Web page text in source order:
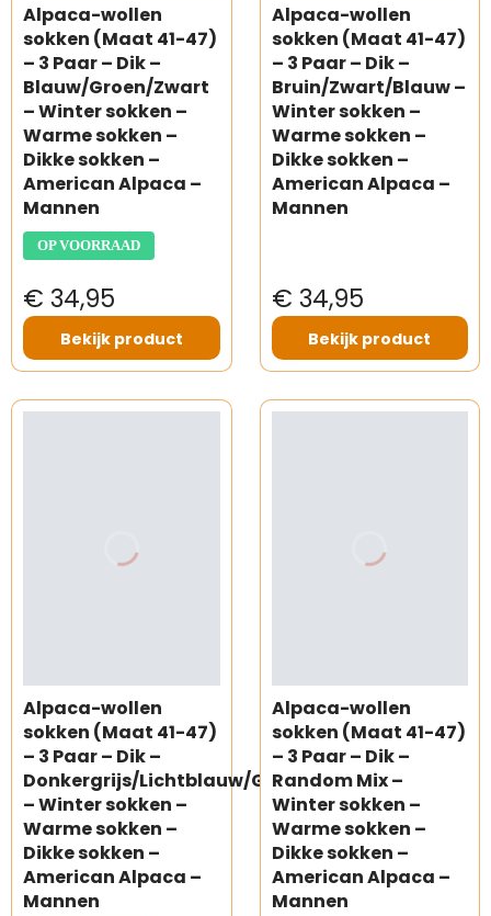
Alpaca-wollen
sokken (Maat 41-47)
– 3 Paar – Dik –
Blauw/Groen/Zwart
– Winter sokken –
Warme sokken –
Dikke sokken –
American Alpaca –
Mannen
OP VOORRAAD
€ 34,95
Bekijk product
Alpaca-wollen
sokken (Maat 41-47)
– 3 Paar – Dik –
Bruin/Zwart/Blauw –
Winter sokken –
Warme sokken –
Dikke sokken –
American Alpaca –
Mannen
€ 34,95
Bekijk product
Alpaca-wollen
sokken (Maat 41-47)
– 3 Paar – Dik –
Donkergrijs/Lichtblauw/Grijs
– Winter sokken –
Warme sokken –
Dikke sokken –
American Alpaca –
Mannen
Alpaca-wollen
sokken (Maat 41-47)
– 3 Paar – Dik –
Random Mix –
Winter sokken –
Warme sokken –
Dikke sokken –
American Alpaca –
Mannen